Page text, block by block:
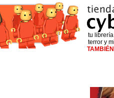
tu
terror y